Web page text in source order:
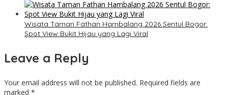
Wisata Taman Fathan Hambalang 2026 Sentul Bogor:
Spot View Bukit Hijau yang Lagi Viral
Leave a Reply
Your email address will not be published. Required fields are
marked *